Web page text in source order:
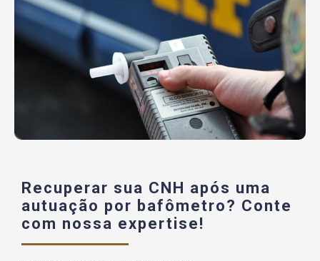
Recuperar sua CNH após uma
autuação por bafômetro? Conte
com nossa expertise!